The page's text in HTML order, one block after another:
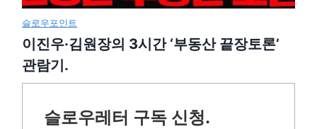
슬로우포인트
이진우·김원장의 3시간 ‘부동산 끝장토론’
관람기.
슬로우레터 구독 신청.